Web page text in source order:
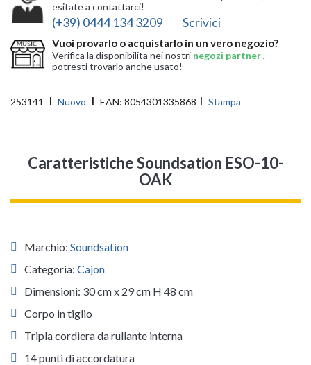
esitate a contattarci!
(+39) 0444 134 3209 Scrivici
Vuoi provarlo o acquistarlo in un vero negozio?
Verifica la disponibilita nei nostri negozi partner,
potresti trovarlo anche usato!
253141 Nuovo EAN: 8054301335868 Stampa
Caratteristiche Soundsation ESO-10-
OAK
Marchio: Soundsation
Categoria: Cajon
Dimensioni: 30 cm x 29 cm H 48 cm
Corpo in tiglio
Tripla cordiera da rullante interna
14 punti di accordatura